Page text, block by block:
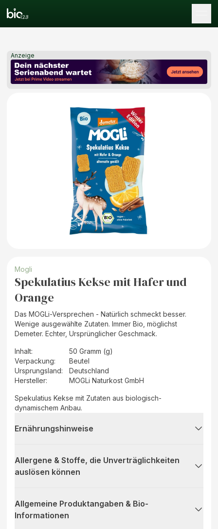
Anzeige
Mogli
Spekulatius Kekse mit Hafer und
Orange
Das MOGLi-Versprechen - Natürlich schmeckt besser.
Wenige ausgewählte Zutaten. Immer Bio, möglichst
Demeter. Echter, Ursprünglicher Geschmack.
Inhalt:
50 Gramm (g)
Verpackung:
Beutel
Ursprungsland:
Deutschland
Hersteller: MOGLi Naturkost GmbH
Spekulatius Kekse mit Zutaten aus biologisch-
dynamischem Anbau.
Ernährungshinweise
Allergene & Stoffe, die Unverträglichkeiten
auslösen können
Allgemeine Produktangaben & Bio-
Informationen